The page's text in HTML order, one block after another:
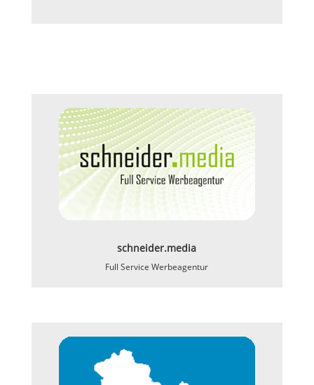
schneider.media
Full Service Werbeagentur